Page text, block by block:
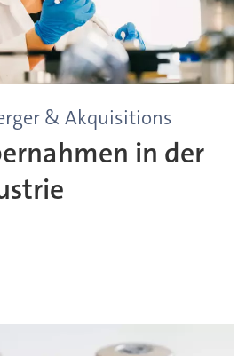
& Akquisitions
in der